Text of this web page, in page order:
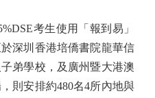
考生使用「報到易」
深圳香港培僑書院龍華信
弟學校，及廣州暨大港澳
則安排約480名4所內地與